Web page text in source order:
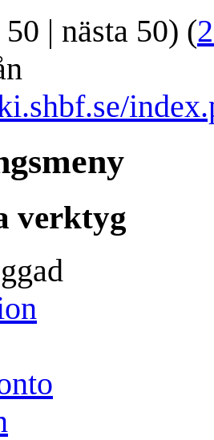
| nästa 50) (
verktyg